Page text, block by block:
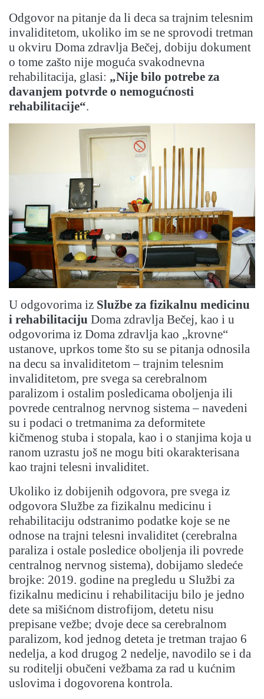
Odgovor na pitanje da li deca sa trajnim telesnim
invaliditetom, ukoliko im se ne sprovodi tretman
u okviru Doma zdravlja Bečej, dobiju dokument
o tome zašto nije moguća svakodnevna
rehabilitacija, glasi: „Nije bilo potrebe za
davanjem potvrde o nemogućnosti
rehabilitacije“.
U odgovorima iz Službe za fizikalnu medicinu
i rehabilitaciju Doma zdravlja Bečej, kao i u
odgovorima iz Doma zdravlja kao „krovne“
ustanove, uprkos tome što su se pitanja odnosila
na decu sa invaliditetom – trajnim telesnim
invaliditetom, pre svega sa cerebralnom
paralizom i ostalim posledicama oboljenja ili
povrede centralnog nervnog sistema – navedeni
su i podaci o tretmanima za deformitete
kičmenog stuba i stopala, kao i o stanjima koja u
ranom uzrastu još ne mogu biti okarakterisana
kao trajni telesni invaliditet.
Ukoliko iz dobijenih odgovora, pre svega iz
odgovora Službe za fizikalnu medicinu i
rehabilitaciju odstranimo podatke koje se ne
odnose na trajni telesni invaliditet (cerebralna
paraliza i ostale posledice oboljenja ili povrede
centralnog nervnog sistema), dobijamo sledeće
brojke: 2019. godine na pregledu u Službi za
fizikalnu medicinu i rehabilitaciju bilo je jedno
dete sa mišićnom distrofijom, detetu nisu
prepisane vežbe; dvoje dece sa cerebralnom
paralizom, kod jednog deteta je tretman trajao 6
nedelja, a kod drugog 2 nedelje, navodilo se i da
su roditelji obučeni vežbama za rad u kućnim
uslovima i dogovorena kontrola.